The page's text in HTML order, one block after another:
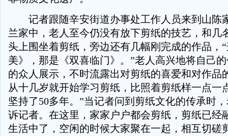
记者跟随辛安街道办事处工作人员来到山陈
兰家中，老人至今仍没有放下剪纸的技艺，和几
头上围坐着剪纸，旁边还有几幅刚完成的作品，
美》，那是《双喜临门》。”老人高兴地将自己
的众人展示，不时流露出对剪纸的喜爱和对作品
从十几岁就开始学习剪纸，比照着剪纸样一点一
坚持了50多年。”当记者问到剪纸文化的传承时
诉记者。在这里，家家户户都会剪纸，剪纸已经
生活中了，空闲的时候大家聚在一起，相互切磋